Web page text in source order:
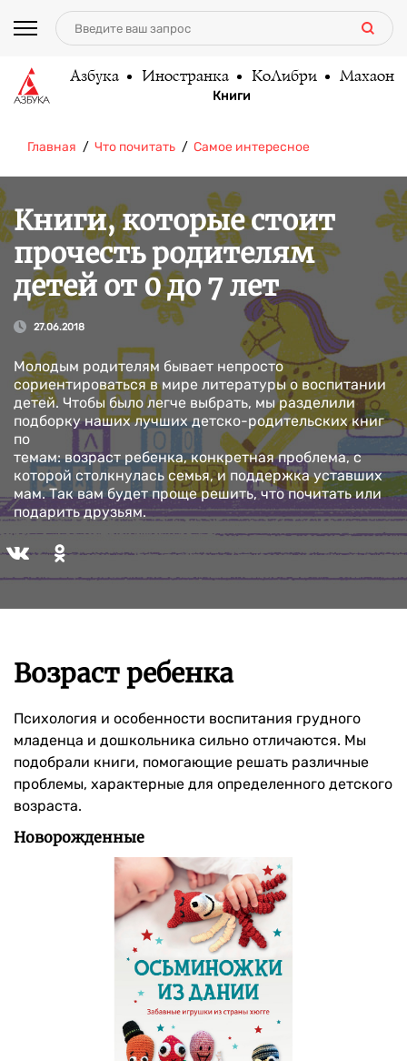
Азбука Иностранка КоЛибри Махаон
Книги
Главная Что почитать Самое интересное
Книги, которые стоит
прочесть родителям
детей от 0 до 7 лет
27.06.2018
Молодым родителям бывает непросто
сориентироваться в мире литературы о воспитании
детей. Чтобы было легче выбрать, мы разделили
подборку наших лучших детско-родительских книг
по
темам: возраст ребенка, конкретная проблема, с
которой столкнулась семья, и поддержка уставших
мам. Так вам будет проще решить, что почитать или
подарить друзьям.
Возраст ребенка
Психология и особенности воспитания грудного
младенца и дошкольника сильно отличаются. Мы
подобрали книги, помогающие решать различные
проблемы, характерные для определенного детского
возраста.
Новорожденные